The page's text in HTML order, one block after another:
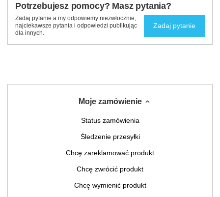
Potrzebujesz pomocy? Masz pytania?
Zadaj pytanie a my odpowiemy niezwłocznie,
najciekawsze pytania i odpowiedzi publikując
dla innych.
Zadaj pytanie
Moje zamówienie
Status zamówienia
Śledzenie przesyłki
Chcę zareklamować produkt
Chcę zwrócić produkt
Chcę wymienić produkt